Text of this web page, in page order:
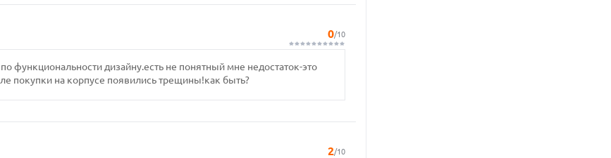
0/10
функциональности дизайну.есть не понятный мне недостаток-это
покупки на корпусе появились трещины!как быть?
2/10